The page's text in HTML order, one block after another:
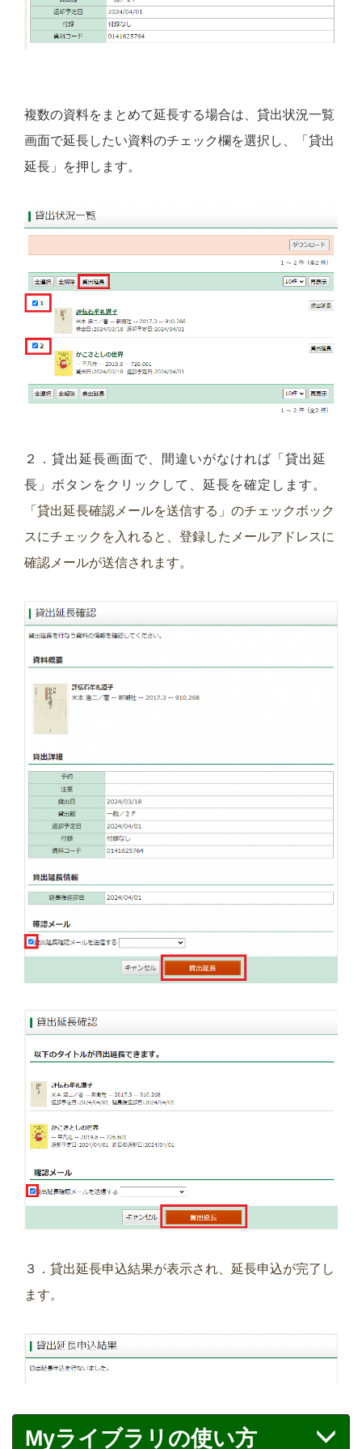
複数の資料をまとめて延長する場合は、貸出状況一覧
画面で延長したい資料のチェック欄を選択し、「貸出
延長」を押します。
２．貸出延長画面で、間違いがなければ「貸出延
長」ボタンをクリックして、延長を確定します。
「貸出延長確認メールを送信する」のチェックボック
スにチェックを入れると、登録したメールアドレスに
確認メールが送信されます。
３． 貸出延長申込結果が表示され、延長申込が完了し
ます。
Myライブラリの使い方